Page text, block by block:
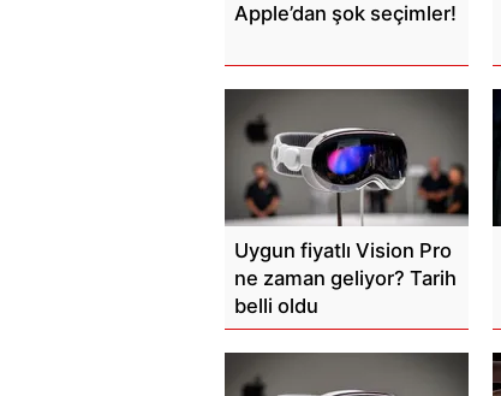
Apple’dan şok seçimler!
Uygun fiyatlı Vision Pro
ne zaman geliyor? Tarih
belli oldu